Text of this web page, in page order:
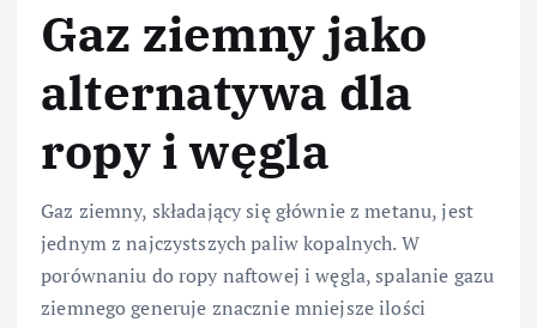
Gaz ziemny jako
alternatywa dla
ropy i węgla
Gaz ziemny, składający się głównie z metanu, jest
jednym z najczystszych paliw kopalnych. W
porównaniu do ropy naftowej i węgla, spalanie gazu
ziemnego generuje znacznie mniejsze ilości